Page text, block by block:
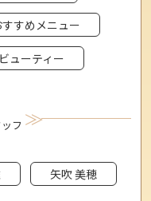
すすめメニュー
ビューティー
フ
矢吹 美穂